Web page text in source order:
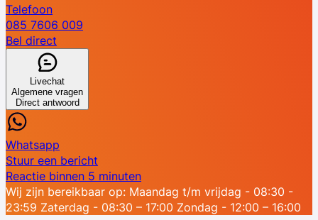
Telefoon
085 7606 009
Bel direct
Livechat
Algemene vragen
Direct antwoord
Whatsapp
Stuur een bericht
Reactie binnen 5 minuten
Wij zijn bereikbaar op: Maandag t/m vrijdag - 08:30 -
23:59 Zaterdag - 08:30 – 17:00 Zondag - 12:00 – 16:00